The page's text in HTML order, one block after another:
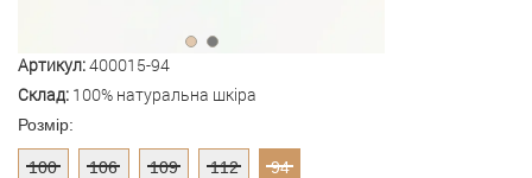
Артикул:400015-94
Склад: 100% натуральна шкіра
Розмір:
100 106 109 112 94